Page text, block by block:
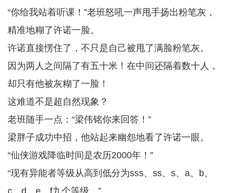
“你给我站着听课！”老班怒吼一声甩手扬出粉笔灰，
精准地糊了许诺一脸。
许诺直接愣住了，不只是自己被甩了满脸粉笔灰。
因为两人之间隔了有五十米！在中间还隔着数十人，
却只有他被灰糊了一脸！
这难道不是超自然现象？
老班随手一点：“梁伟铭你来回答！”
梁胖子成功中招，他站起来幽怨地看了许诺一眼。
“仙侠游戏降临时间是农历2000年！”
“现有异能者等级从高到低分为sss、ss、s、a、b、
c、d、e、f九个等级。”